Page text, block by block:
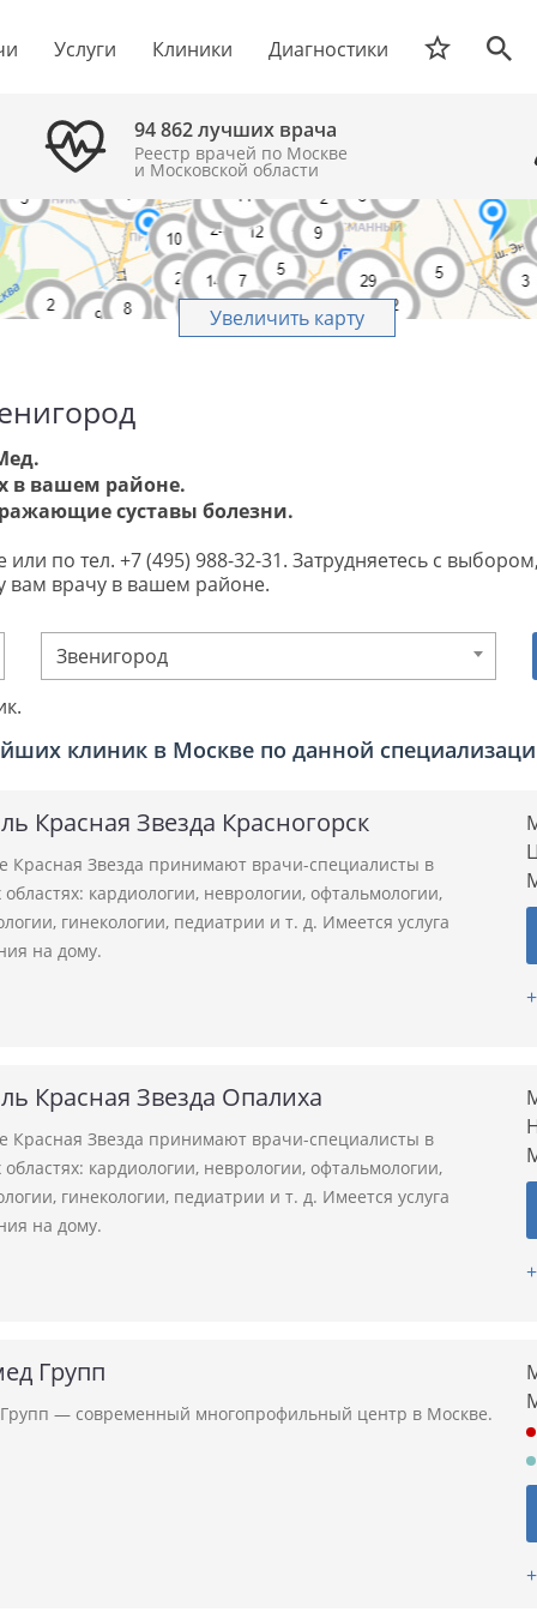
Услуги Клиники Диагностики
94 862 лучших врача
Реестр врачей по Москве
и Московской области
Увеличить карту
в вашем районе.
суставы болезни.
по тел. +7 (495) 988-32-31. Затрудняетесь с
вам врачу в вашем районе.
Звенигород
клиник в Москве по данной
Красная Звезда Красногорск
Красная Звезда принимают врачи-специалисты в
кардиологии, неврологии, офтальмологии,
гинекологии, педиатрии и т. д. Имеется услуга
на дому.
Красная Звезда Опалиха
Красная Звезда принимают врачи-специалисты в
кардиологии, неврологии, офтальмологии,
гинекологии, педиатрии и т. д. Имеется услуга
на дому.
Групп
— современный многопрофильный центр в Москве.